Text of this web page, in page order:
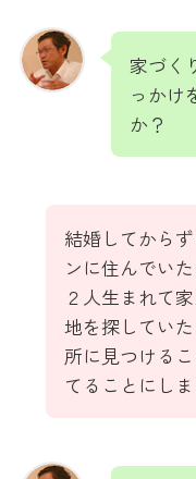
家づく
っかけ
か？
結婚してから
ンに住んでい
２人生まれて
地を探してい
所に見つける
てることにしま